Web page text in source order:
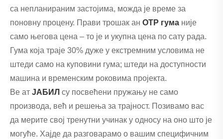
са непланираним застојима, можда је време за
поновну процену. Прави трошак ан ОТР гума није
само његова цена – то је и укупна цена по сату рада.
Гума која траје 30% дуже у екстремним условима не
штеди само на куповини гума; штеди на доступности
машина и временским роковима пројекта.
Ве ат ЈАБИЛ су посвећени пружању не само
производа, већ и решења за трајност. Позивамо вас
да мерите свој тренутни учинак у односу на оно што је
могуће. Хајде да разговарамо о вашим специфичним